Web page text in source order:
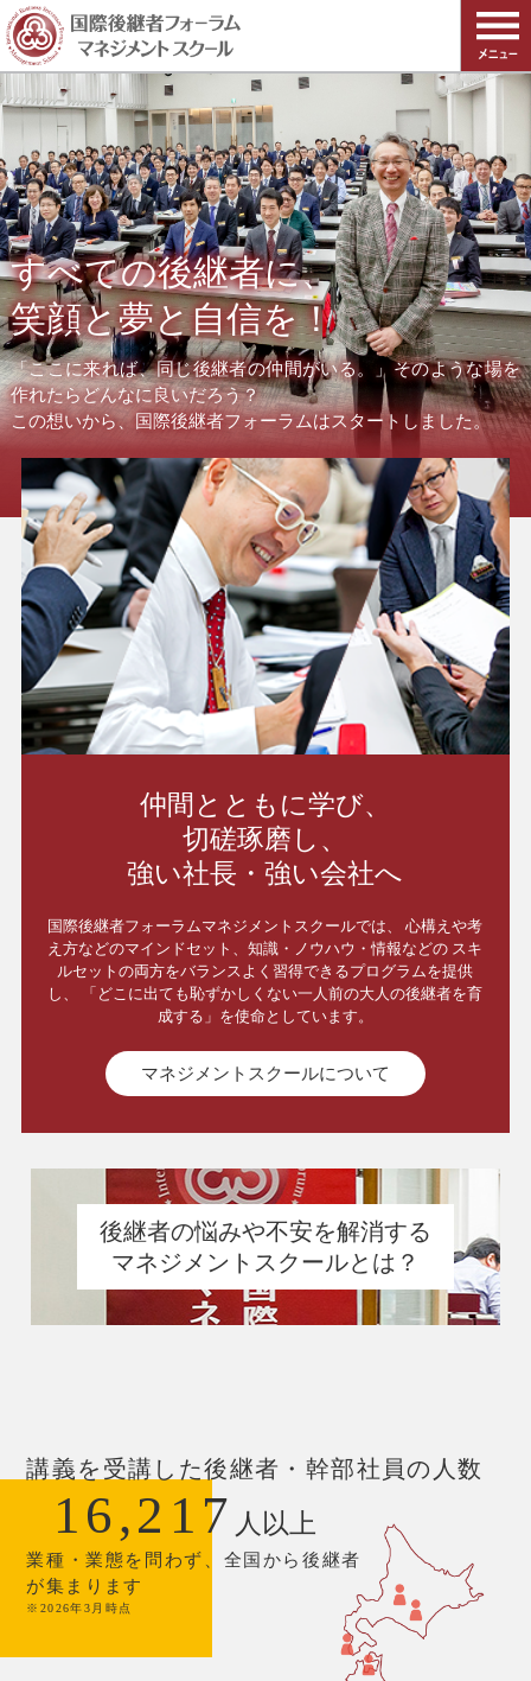
すべての後継者に、
笑顔と夢と自信を！
「ここに来れば、同じ後継者の仲間がいる。」そのような場を
作れたらどんなに良いだろう？
この想いから、国際後継者フォーラムはスタートしました。
仲間とともに学び、
切磋琢磨し、
強い社長・強い会社へ
国際後継者フォーラムマネジメントスクールでは、
心構えや考
え方などのマインドセット、知識・ノウハウ・情報などの スキ
ルセットの両方をバランスよく習得できるプログラムを提供
し、
「どこに出ても恥ずかしくない一人前の大人の後継者を育
成する」を使命としています。
マネジメントスクールについて
後継者の悩みや不安を解消する
マネジメントスクールとは？
講義を受講した後継者・幹部社員の人数
16,217 人以上
業種・業態を問わず、全国から後継者
が集まります
※2026年3月時点